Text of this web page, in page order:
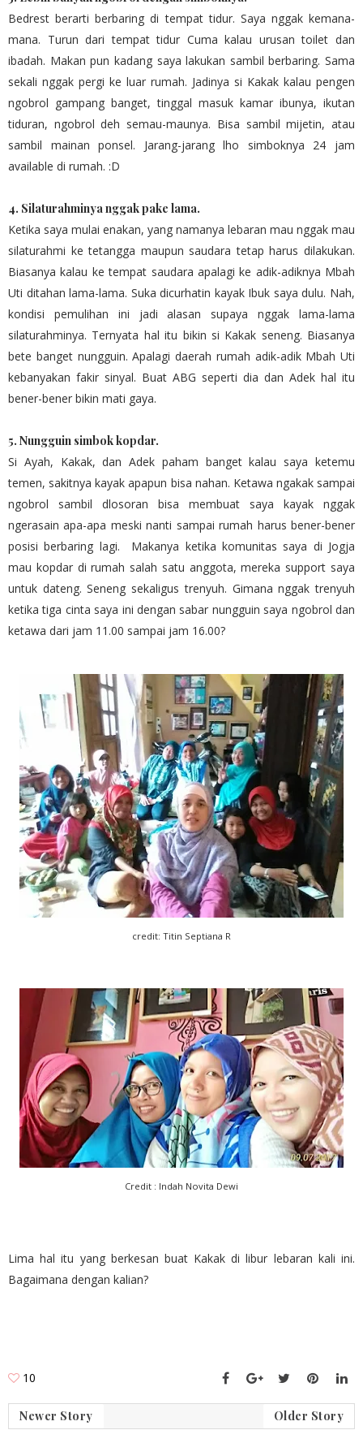
Bedrest berarti berbaring di tempat tidur. Saya nggak kemana-
mana. Turun dari tempat tidur Cuma kalau urusan toilet dan
ibadah. Makan pun kadang saya lakukan sambil berbaring. Sama
sekali nggak pergi ke luar rumah. Jadinya si Kakak kalau pengen
ngobrol gampang banget, tinggal masuk kamar ibunya, ikutan
tiduran, ngobrol deh semau-maunya. Bisa sambil mijetin, atau
sambil mainan ponsel. Jarang-jarang lho simboknya 24 jam
available di rumah. :D
4. Silaturahminya nggak pake lama.
Ketika saya mulai enakan, yang namanya lebaran mau nggak mau
silaturahmi ke tetangga maupun saudara tetap harus dilakukan.
Biasanya kalau ke tempat saudara apalagi ke adik-adiknya Mbah
Uti ditahan lama-lama. Suka dicurhatin kayak Ibuk saya dulu. Nah,
kondisi pemulihan ini jadi alasan supaya nggak lama-lama
silaturahminya. Ternyata hal itu bikin si Kakak seneng. Biasanya
bete banget nungguin. Apalagi daerah rumah adik-adik Mbah Uti
kebanyakan fakir sinyal. Buat ABG seperti dia dan Adek hal itu
bener-bener bikin mati gaya.
5. Nungguin simbok kopdar.
Si Ayah, Kakak, dan Adek paham banget kalau saya ketemu
temen, sakitnya kayak apapun bisa nahan. Ketawa ngakak sampai
ngobrol sambil dlosoran bisa membuat saya kayak nggak
ngerasain apa-apa meski nanti sampai rumah harus bener-bener
posisi berbaring lagi. Makanya ketika komunitas saya di Jogja
mau kopdar di rumah salah satu anggota, mereka support saya
untuk dateng. Seneng sekaligus trenyuh. Gimana nggak trenyuh
ketika tiga cinta saya ini dengan sabar nungguin saya ngobrol dan
ketawa dari jam 11.00 sampai jam 16.00?
credit: Titin Septiana R
Credit : Indah Novita Dewi
Lima hal itu yang berkesan buat Kakak di libur lebaran kali ini.
Bagaimana dengan kalian?
10
Newer Story Older Story